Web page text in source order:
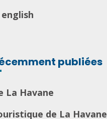
publiées
La Havane
de La Havane